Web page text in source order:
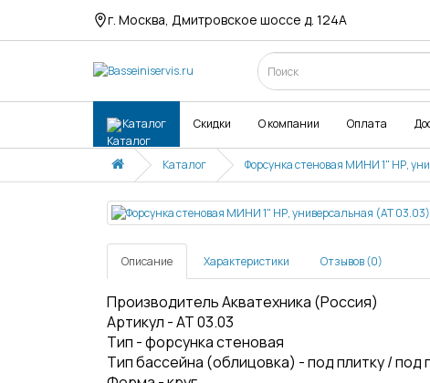
г. Москва, Дмитровское шоссе д. 124А
Каталог Скидки О компании Оплата
Каталог Форсунка стеновая МИНИ 1" НР,
Описание Характеристики Отзывов (0)
Производитель Акватехника (Россия)
Артикул - АТ 03.03
Тип - форсунка стеновая
Тип бассейна (облицовка) - под плитку / под